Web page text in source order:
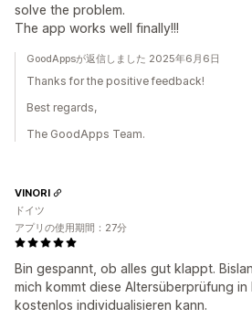
solve the problem.
The app works well finally!!!
GoodAppsが返信しました 2025年6月6日
Thanks for the positive feedback!
Best regards,
The GoodApps Team.
Bin gespannt, ob alles gut klappt.
mich kommt diese Altersüberprüfung in
kostenlos individualisieren kann.
VINORI
ドイツ
アプリの使用期間：27分